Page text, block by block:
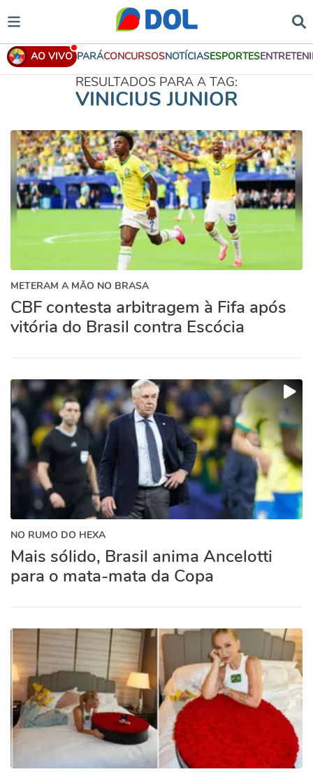
AO VIVO PARÁCONCURSOSNOTÍCIASESPORTES
RESULTADOS PARA A TAG:
VINICIUS JUNIOR
METERAM A MÃO NO BRASA
CBF contesta arbitragem à Fifa após
vitória do Brasil contra Escócia
NO RUMO DO HEXA
Mais sólido, Brasil anima Ancelotti
para o mata-mata da Copa